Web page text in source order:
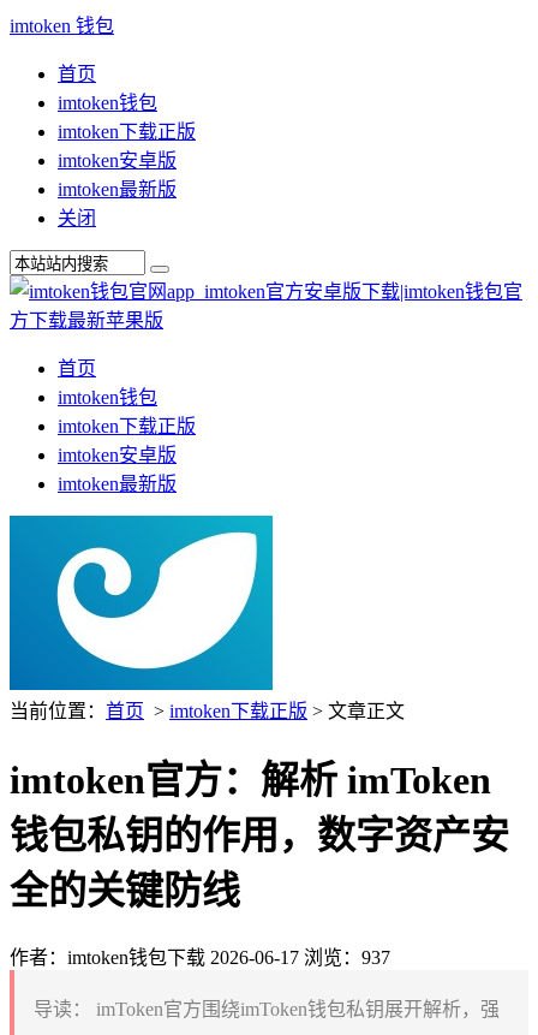
imtoken 钱包
首页
imtoken钱包
imtoken下载正版
imtoken安卓版
imtoken最新版
关闭
首页
imtoken钱包
imtoken下载正版
imtoken安卓版
imtoken最新版
当前位置： 首页 > imtoken下载正版 > 文章正文
imtoken官方：解析 imToken
钱包私钥的作用，数字资产安
全的关键防线
作者：imtoken钱包下载 2026-06-17 浏览：937
导读：
imToken官方围绕imToken钱包私钥展开解析，强